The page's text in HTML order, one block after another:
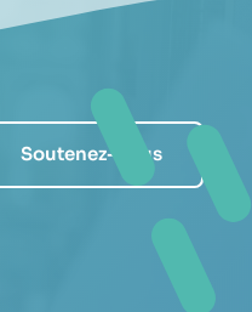
Soutenez-nous